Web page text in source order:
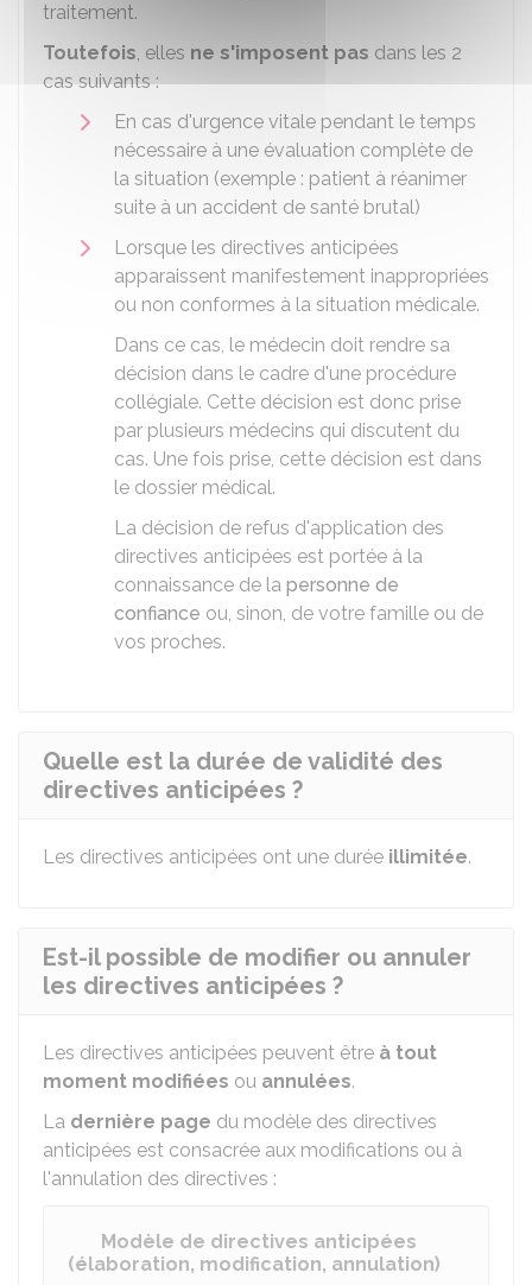
traitement.
Toutefois, elles ne s'imposent pas dans les 2
cas suivants :
En cas d'urgence vitale pendant le temps
nécessaire à une évaluation complète de
la situation (exemple : patient à réanimer
suite à un accident de santé brutal)
Lorsque les directives anticipées
apparaissent manifestement inappropriées
ou non conformes à la situation médicale.
Dans ce cas, le médecin doit rendre sa
décision dans le cadre d'une procédure
collégiale. Cette décision est donc prise
par plusieurs médecins qui discutent du
cas. Une fois prise, cette décision est dans
le dossier médical.
La décision de refus d'application des
directives anticipées est portée à la
connaissance de la personne de
confiance ou, sinon, de votre famille ou de
vos proches.
Quelle est la durée de validité des
directives anticipées ?
Les directives anticipées ont une durée illimitée.
Est-il possible de modifier ou annuler
les directives anticipées ?
Les directives anticipées peuvent être à tout
moment modifiées ou annulées.
La dernière page du modèle des directives
anticipées est consacrée aux modifications ou à
l'annulation des directives :
Modèle de directives anticipées
(élaboration, modification, annulation)